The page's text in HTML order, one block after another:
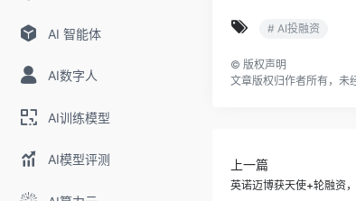
AI 智能体
AI数字人
AI训练模型
AI模型评测
# AI投融资
© 版权声明
文章版权归作者所有，未
上一篇
英诺迈博获天使+轮融资